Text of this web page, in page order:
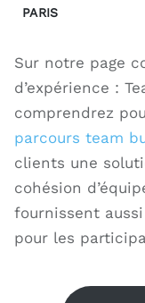
PARIS
Sur notre page
d’expérience :
comprendrez
parcours team
clients une
cohésion
fournissent
pour les